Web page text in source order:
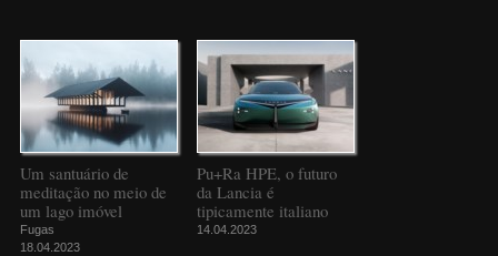
Um santuário de
meditação no meio de
um lago imóvel
Fugas
18.04.2023
Pu+Ra HPE, o futuro
da Lancia é
tipicamente italiano
14.04.2023